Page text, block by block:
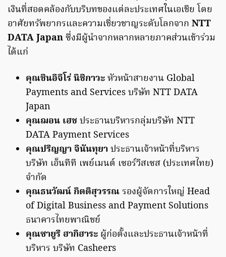
เงินที่สอดคล้องกับบริบทของแต่ละประเทศในเอเชีย โดย
อาศัยทรัพยากรและความเชี่ยวชาญระดับโลกจาก NTT
DATA Japanซึ่งมีผู้นำจากหลากหลายภาคส่วนเข้าร่วม
ได้แก่
คุณชินอิจิโร่ นิชิกาวะหัวหน้าสายงาน Global
Payments and Services บริษัท NTT DATA
Japan
คุณฌอน เฮชประธานบริหารกลุ่มบริษัท NTT
DATA Payment Services
คุณปริญญา จินันทุยาประธานเจ้าหน้าที่บริหาร
บริษัท เอ็นทีที เพย์เมนต์ เซอร์วิสเซส (ประเทศไทย)
จำกัด
คุณธนวัฒน์ กิตติสุวรรณรองผู้จัดการใหญ่ Head
of Digital Business and Payment Solutions
ธนาคารไทยพาณิชย์
คุณซายูริ ฮากิฮาระ ผู้ก่อตั้งและประธานเจ้าหน้าที่
บริหาร บริษัท Casheers